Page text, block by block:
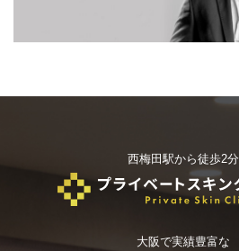
西梅田駅から徒歩2分
大阪で実績豊富な